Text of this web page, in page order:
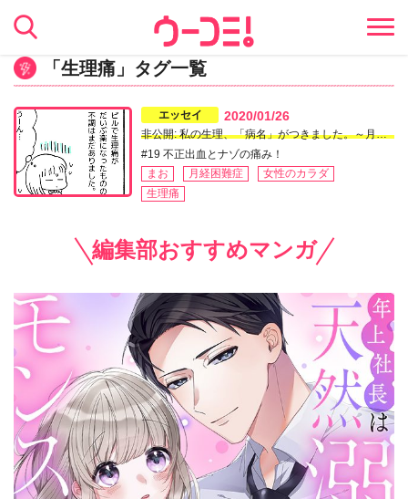
「生理痛」タグ一覧
エッセイ 2020/01/26
非公開: 私の生理、「病名」がつきました。～月経困難症、ピルに漢方あれこれ5年試してみたら～
#19 不正出血とナゾの痛み！
まお
月経困難症
女性のカラダ
生理痛
編集部おすすめマンガ